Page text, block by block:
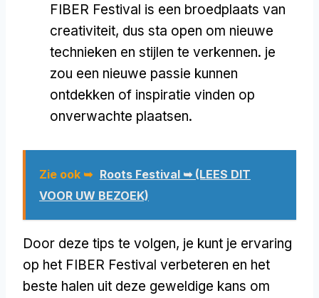
FIBER Festival is een broedplaats van
creativiteit, dus sta open om nieuwe
technieken en stijlen te verkennen. je
zou een nieuwe passie kunnen
ontdekken of inspiratie vinden op
onverwachte plaatsen.
Zie ook ➥ Roots Festival ➥ (LEES DIT
VOOR UW BEZOEK)
Door deze tips te volgen, je kunt je ervaring
op het FIBER Festival verbeteren en het
beste halen uit deze geweldige kans om